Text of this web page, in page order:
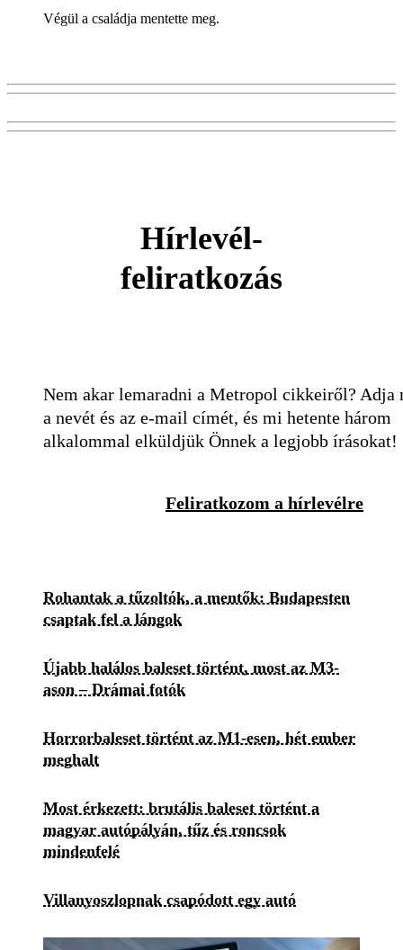
Végül a családja mentette meg.
Hírlevél-
feliratkozás
Nem akar lemaradni a Metropol cikkeiről? Adja
a nevét és az e-mail címét, és mi hetente három
alkalommal elküldjük Önnek a legjobb írásokat!
Feliratkozom a hírlevélre
Rohantak a tűzoltók, a mentők: Budapesten
csaptak fel a lángok
Újabb halálos baleset történt, most az M3-
ason – Drámai fotók
Horrorbaleset történt az M1-esen, hét ember
meghalt
Most érkezett: brutális baleset történt a
magyar autópályán, tűz és roncsok
mindenfelé
Villanyoszlopnak csapódott egy autó